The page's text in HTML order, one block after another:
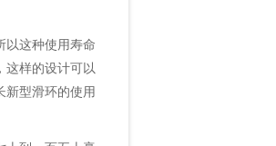
这种使用寿命
这样的设计可以
新型滑环的使用